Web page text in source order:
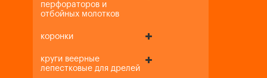
перфораторов и
отбойных молотков
коронки
круги веерные
лепестковые для дрелей